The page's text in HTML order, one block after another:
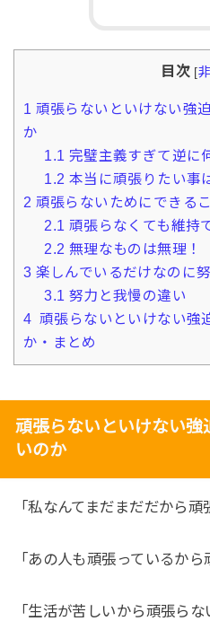
目次 [
1 頑張らないといけない強
か
1.1 完璧主義すぎて逆に
1.2 本当に頑張りたい事
2 頑張らないためにできる
2.1 頑張らなくても維持
2.2 無理なものは無理！
3 楽しんでいるだけなのに
3.1 努力と我慢の違い
4 頑張らないといけない強
か・まとめ
頑張らないといけない強
いのか
「私なんてまだまだだから頑
「あの人も頑張っているから
「生活が苦しいから頑張らな